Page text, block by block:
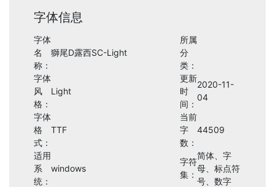
字体信息
字体
名
称：
獅尾D露西SC-Light
所属
分
类：
字体
风
格：
Light
更新
时
间：
2020-11-
04
字体
格
式：
TTF
当前
字
数：
44509
适用
系
统：
windows
字符
集：
简体、字
母、标点符
号、数字